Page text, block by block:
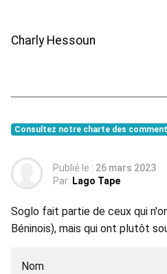
Charly Hessoun
Consultez notre charte des
Publié le : 26 mars 2023
Par: Lago Tape
Soglo fait partie de ceux qui
Béninois), mais qui ont plutôt
Nom